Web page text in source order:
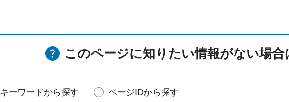
このページに知りたい情報がない場合
キーワードから探す ページIDから探す